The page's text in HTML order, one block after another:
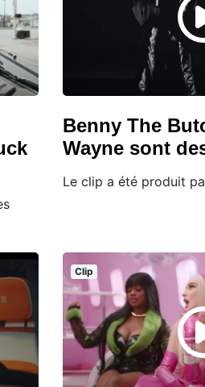
Benny The
Wayne sont
Le clip a été produit
Clip